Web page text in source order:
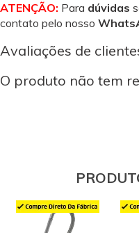
ATENÇÃO: Para dúvidas
contato pelo nosso
Avaliações de
O produto não tem